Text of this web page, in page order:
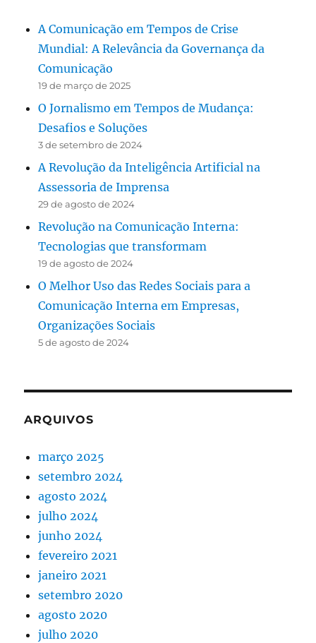
A Comunicação em Tempos de Crise
Mundial: A Relevância da Governança da
Comunicação
19 de março de 2025
O Jornalismo em Tempos de Mudança:
Desafios e Soluções
3 de setembro de 2024
A Revolução da Inteligência Artificial na
Assessoria de Imprensa
29 de agosto de 2024
Revolução na Comunicação Interna:
Tecnologias que transformam
19 de agosto de 2024
O Melhor Uso das Redes Sociais para a
Comunicação Interna em Empresas,
Organizações Sociais
5 de agosto de 2024
ARQUIVOS
março 2025
setembro 2024
agosto 2024
julho 2024
junho 2024
fevereiro 2021
janeiro 2021
setembro 2020
agosto 2020
julho 2020